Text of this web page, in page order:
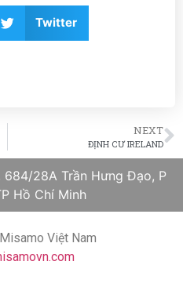
Twitter
NEXT
ĐỊNH CƯ IRELAND
684/28A Trần Hưng Đạo, P
Hồ Chí Minh
Việt Nam